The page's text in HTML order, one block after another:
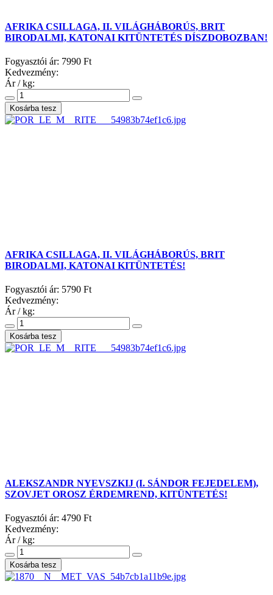
AFRIKA CSILLAGA, II. VILÁGHÁBORÚS, BRIT
BIRODALMI, KATONAI KITÜNTETÉS DÍSZDOBOZBAN!
Fogyasztói ár: 7990 Ft
Kedvezmény:
Ár / kg:
AFRIKA CSILLAGA, II. VILÁGHÁBORÚS, BRIT
BIRODALMI, KATONAI KITÜNTETÉS!
Fogyasztói ár: 5790 Ft
Kedvezmény:
Ár / kg:
ALEKSZANDR NYEVSZKIJ (I. SÁNDOR FEJEDELEM),
SZOVJET OROSZ ÉRDEMREND, KITÜNTETÉS!
Fogyasztói ár: 4790 Ft
Kedvezmény:
Ár / kg: